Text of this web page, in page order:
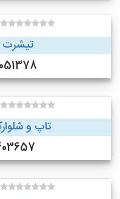
تیشرت
تاپ و